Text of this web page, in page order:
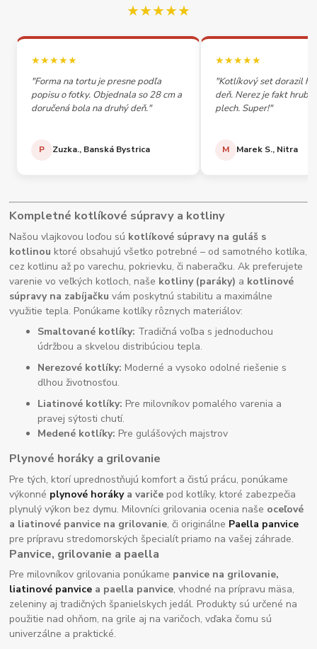
★★★★★
★★★★★
"Forma na tortu je presne podľa
popisu o fotky. Objednala so 28 cm a
doručená bola na druhý deň."
P Zuzka., Banská Bystrica
★★★★★
"Kotlíkový set dorazil
deň. Nerez je fakt
plech. Super!"
M Marek S., Nitra
Kompletné kotlíkové súpravy a kotliny
Našou vlajkovou loďou sú kotlíkové súpravy na guláš s
kotlinou ktoré obsahujú všetko potrebné – od samotného kotlíka,
cez kotlinu až po varechu, pokrievku, či naberačku. Ak preferujete
varenie vo veľkých kotloch, naše kotliny (paráky) a kotlinové
súpravy na zabíjačku vám poskytnú stabilitu a maximálne
využitie tepla. Ponúkame kotlíky rôznych materiálov:
Smaltované kotlíky: Tradičná voľba s jednoduchou
údržbou a skvelou distribúciou tepla.
Nerezové kotlíky: Moderné a vysoko odolné riešenie s
dlhou životnosťou.
Liatinové kotlíky: Pre milovníkov pomalého varenia a
pravej sýtosti chutí.
Medené kotlíky: Pre gulášových majstrov
Plynové horáky a grilovanie
Pre tých, ktorí uprednostňujú komfort a čistú prácu, ponúkame
výkonné plynové horákya variče pod kotlíky, ktoré zabezpečia
plynulý výkon bez dymu. Milovníci grilovania ocenia naše oceľové
a liatinové panvice na grilovanie, či originálne Paella panvice
pre prípravu stredomorských špecialít priamo na vašej záhrade.
Panvice, grilovanie a paella
Pre milovníkov grilovania ponúkame panvice na grilovanie,
liatinové panvice a paella panvice, vhodné na prípravu mäsa,
zeleniny aj tradičných španielskych jedál. Produkty sú určené na
použitie nad ohňom, na grile aj na varičoch, vďaka čomu sú
univerzálne a praktické.